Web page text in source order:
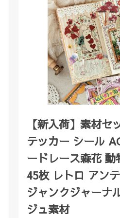
【新入荷】素材セ
テッカー シール
ードレース森花 動
45枚 レトロ アン
ジャンクジャーナ
ジュ素材